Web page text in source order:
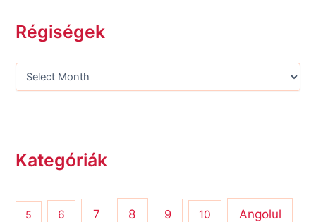
Régiségek
Kategóriák
5 6 7 8 9 10 Angolul